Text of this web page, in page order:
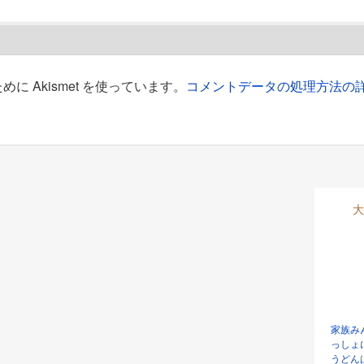
に Akismet を使っています。 コメントデータの処理方法の
家族み
っしょ
うどん